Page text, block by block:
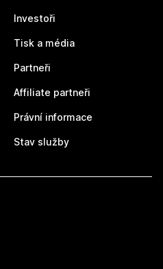
Investoři
Tisk a média
Partneři
Affiliate partneři
Právní informace
Stav služby